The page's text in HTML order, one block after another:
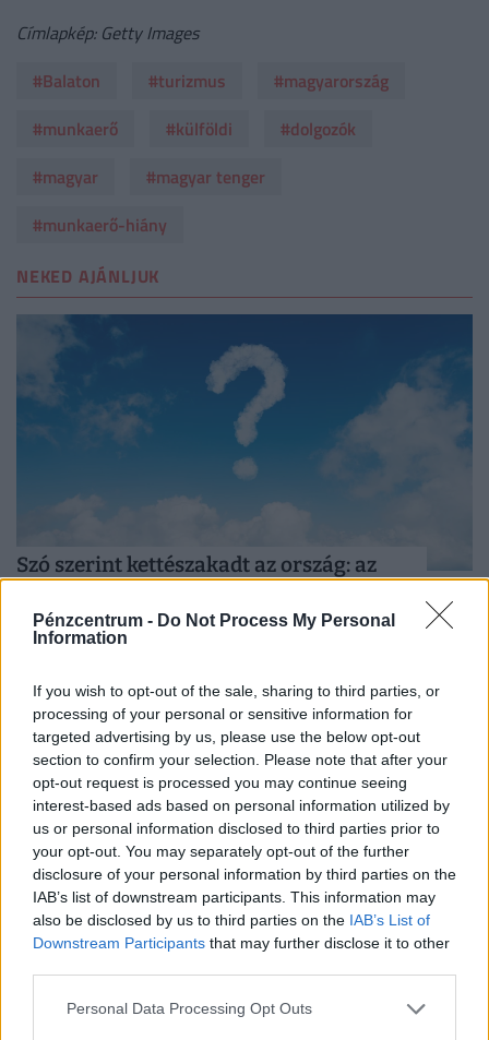
Pénzcentrum - Do Not Process My Personal
Information
If you wish to opt-out of the sale, sharing to third parties, or
processing of your personal or sensitive information for
targeted advertising by us, please use the below opt-out
section to confirm your selection. Please note that after your
opt-out request is processed you may continue seeing
interest-based ads based on personal information utilized by
us or personal information disclosed to third parties prior to
your opt-out. You may separately opt-out of the further
disclosure of your personal information by third parties on the
IAB’s list of downstream participants. This information may
also be disclosed by us to third parties on the IAB’s List of
Downstream Participants that may further disclose it to other
Personal Data Processing Opt Outs
Címlapkép: Getty Images
#Balaton
#turizmus
#magyarország
#munkaerő
#külföldi
#dolgozók
#magyar
#magyar tenger
#munkaerő-hiány
NEKED AJÁNLJUK
Szó szerint kettészakadt az ország: az
megérkezett a hidegzuhany
Magyarországon.
Nagyon ráfázhat, aki az AI-ra bízza a
nyaralását: egyre több magyart ver át az